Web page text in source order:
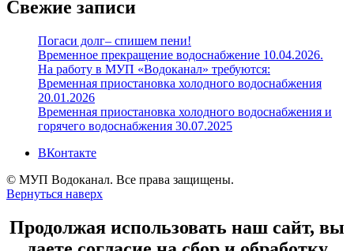
Свежие записи
Погаси долг– спишем пени!
Временное прекращение водоснабжение 10.04.2026.
На работу в МУП «Водоканал» требуются:
Временная приостановка холодного водоснабжения
20.01.2026
Временная приостановка холодного водоснабжения и
горячего водоснабжения 30.07.2025
ВКонтакте
© МУП Водоканал. Все права защищены.
Вернуться наверх
Продолжая использовать наш сайт, вы